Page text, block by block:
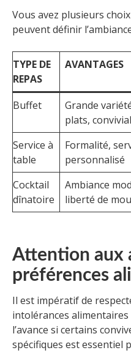
Vous avez plusieurs
peuvent définir
TYPE DE
REPAS
AVANTAGES
Buffet
Grande
plats, convivial
Service à
table
Formalité,
personnalisé
Cocktail
dînatoire
Ambiance
liberté de
Attention aux
préférences
Il est impératif de
intolérances
l’avance si certains
spécifiques est essentiel